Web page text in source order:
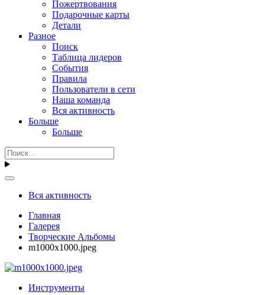
Пожертвования
Подарочные карты
Детали
Разное
Поиск
Таблица лидеров
События
Правила
Пользователи в сети
Наша команда
Вся активность
Больше
Больше
Вся активность
Главная
Галерея
Творческие Альбомы
m1000x1000.jpeg
Инструменты